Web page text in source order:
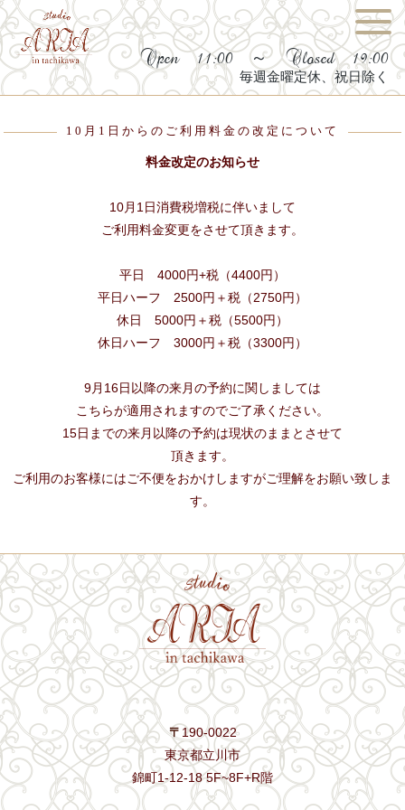
Open 11:00 ～ Closed 19:00
毎週金曜定休、祝日除く
10月1日からのご利用料金の改定について
料金改定のお知らせ
10月1日消費税増税に伴いまして
ご利用料金変更をさせて頂きます。
平日 4000円+税（4400円）
平日ハーフ 2500円＋税（2750円）
休日 5000円＋税（5500円）
休日ハーフ 3000円＋税（3300円）
9月16日以降の来月の予約に関しましては
こちらが適用されますのでご了承ください。
15日までの来月以降の予約は現状のままとさせて
頂きます。
ご利用のお客様にはご不便をおかけしますがご理解をお願い致しま
す。
〒 190-0022
東京都立川市
錦町1-12-18 5F~8F+R階